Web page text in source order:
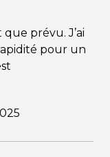
prévu. J’ai
pour un